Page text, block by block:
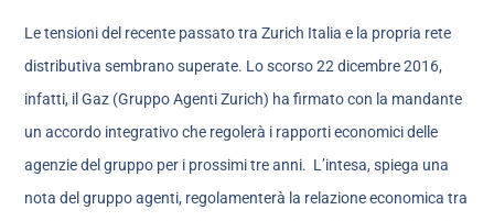
Le tensioni del recente passato tra Zurich Italia e la propria rete
distributiva sembrano superate. Lo scorso 22 dicembre 2016,
infatti, il Gaz (Gruppo Agenti Zurich) ha firmato con la mandante
un accordo integrativo che regolerà i rapporti economici delle
agenzie del gruppo per i prossimi tre anni. L’intesa, spiega una
nota del gruppo agenti, regolamenterà la relazione economica tra